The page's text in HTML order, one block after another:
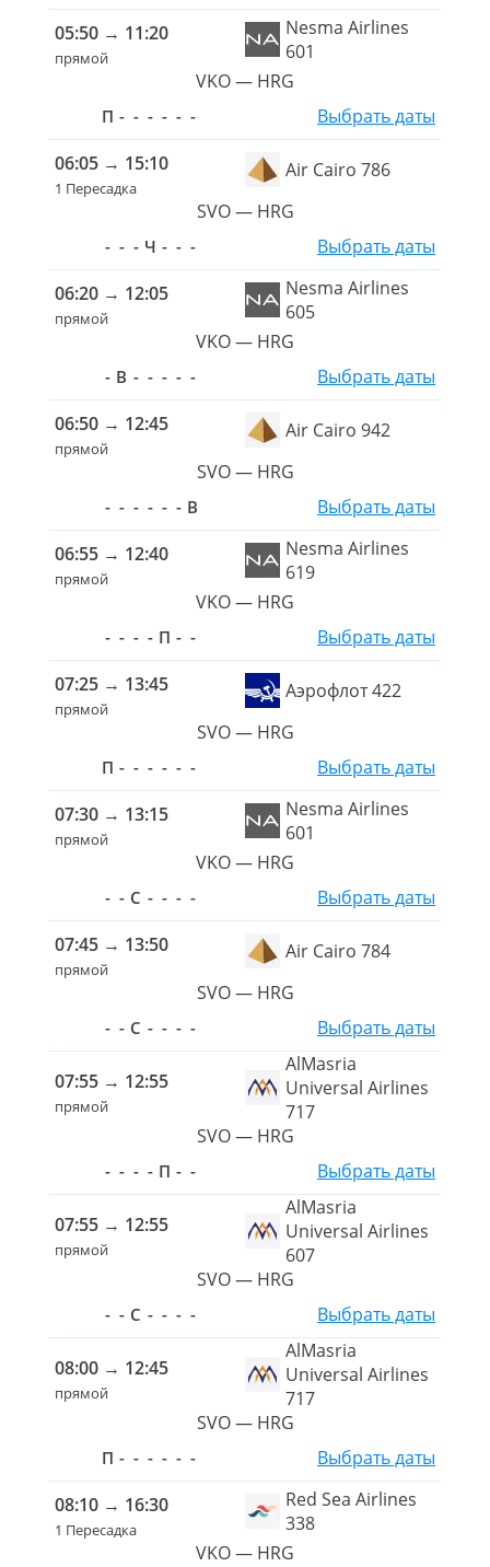
05:50 → 11:20
прямой
Nesma Airlines
601
VKO — HRG
П - - - - - -
Выбрать даты
06:05 → 15:10
1 Пересадка
Air Cairo 786
SVO — HRG
- - - Ч - - -
Выбрать даты
06:20 → 12:05
прямой
Nesma Airlines
605
VKO — HRG
- В - - - - -
Выбрать даты
06:50 → 12:45
прямой
Air Cairo 942
SVO — HRG
- - - - - - В
Выбрать даты
06:55 → 12:40
прямой
Nesma Airlines
619
VKO — HRG
- - - - П - -
Выбрать даты
07:25 → 13:45
прямой
Аэрофлот 422
SVO — HRG
П - - - - - -
Выбрать даты
07:30 → 13:15
прямой
Nesma Airlines
601
VKO — HRG
- - С - - - -
Выбрать даты
07:45 → 13:50
прямой
Air Cairo 784
SVO — HRG
- - С - - - - Выбрать даты
07:55 → 12:55
прямой
AlMasria
Universal Airlines
717
SVO — HRG
- - - - П - - Выбрать даты
07:55 → 12:55
прямой
AlMasria
Universal Airlines
607
SVO — HRG
- - С - - - - Выбрать даты
08:00 → 12:45
прямой
AlMasria
Universal Airlines
717
SVO — HRG
П - - - - - -
Выбрать даты
08:10 → 16:30
1 Пересадка
Red Sea Airlines
338
VKO — HRG